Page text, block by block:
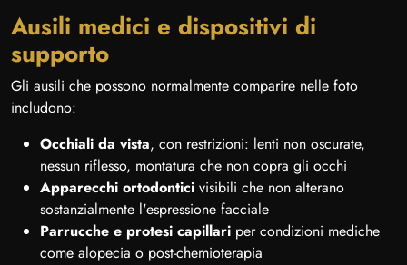
Ausili medici e dispositivi di
supporto
Gli ausili che possono normalmente comparire nelle foto
includono:
Occhiali da vista, con restrizioni: lenti non oscurate,
nessun riflesso, montatura che non copra gli occhi
Apparecchi ortodontici visibili che non alterano
sostanzialmente l'espressione facciale
Parrucche e protesi capillari per condizioni mediche
come alopecia o post-chemioterapia